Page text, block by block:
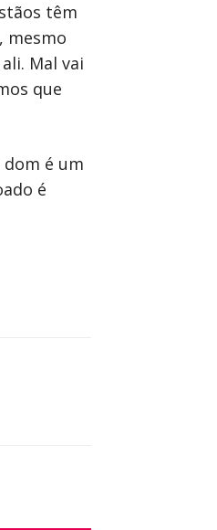
têm
mesmo
Mal vai
que
é um
é